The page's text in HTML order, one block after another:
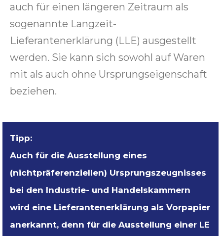
auch für einen längeren Zeitraum als
sogenannte Langzeit-
Lieferantenerklärung (LLE) ausgestellt
werden. Sie kann sich sowohl auf Waren
mit als auch ohne Ursprungseigenschaft
beziehen.
Tipp:
Auch für die Ausstellung eines
(nichtpräferenziellen) Ursprungszeugnisses
bei den Industrie- und Handelskammern
wird eine Lieferantenerklärung als Vorpapier
anerkannt, denn für die Ausstellung einer LE